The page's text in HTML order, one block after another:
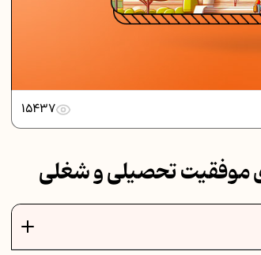
فرمول حجم اشکال هندسی در ریاضیات
برنامه‌ ریزی درسی هفتم
15437
موفقیت تحصیلی و شغلی